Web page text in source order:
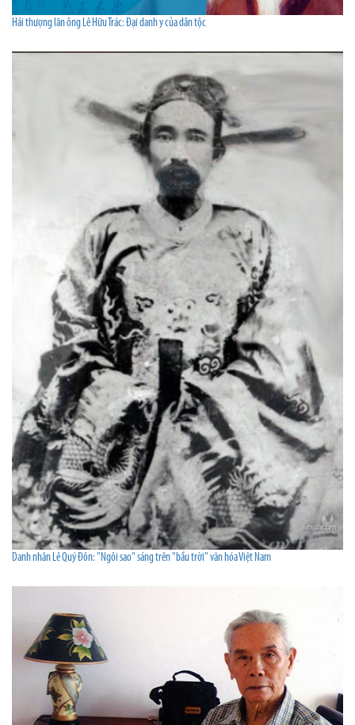
Hải thượng lãn ông Lê Hữu Trác: Đại danh y của dân tộc
Danh nhân Lê Quý Đôn: "Ngôi sao" sáng trên "bầu trời" văn hóa Việt Nam